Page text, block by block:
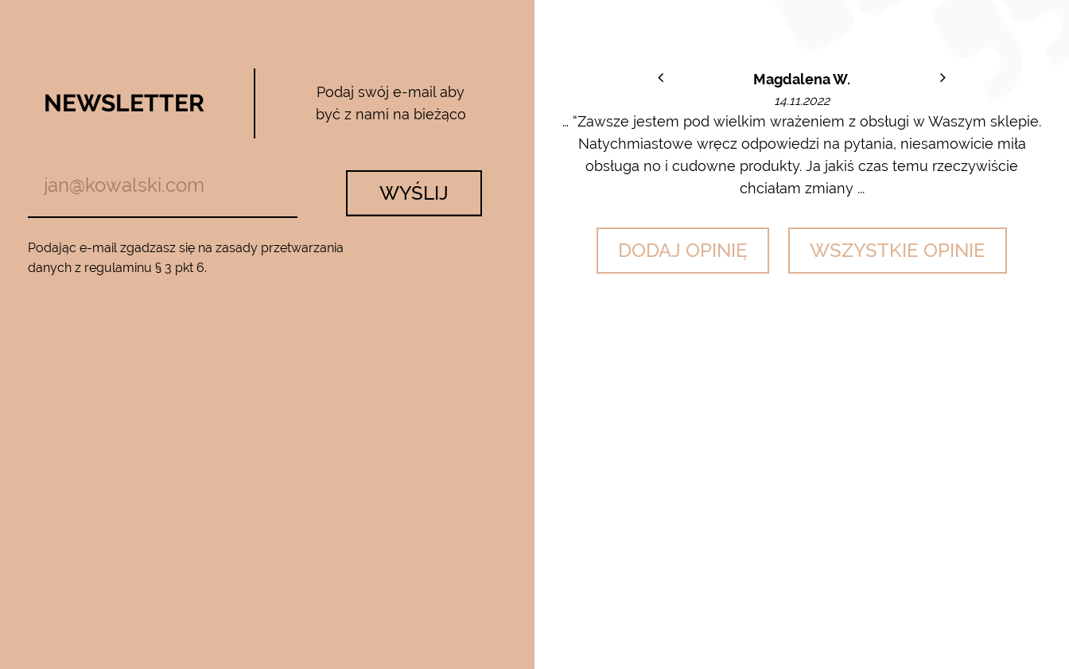
NEWSLETTER
Podaj swój e-mail aby
być z nami na bieżąco
WYŚLIJ
Podając e-mail zgadzasz się na zasady przetwarzania
danych z regulaminu § 3 pkt 6.
05.04.2017
Używam całego zestawu ….maski , serum i kremu pod oczy…..od
roku…..Nie zamienię go na żaden inny krem…..dla mnie to strzał w
10…..Mam piękną gładką skórę ….Super na lato….makijaż utrzymuje się ...
Magdalena W.
14.11.2022
… “Zawsze jestem pod wielkim wrażeniem z obsługi w Waszym sklepie.
Natychmiastowe wręcz odpowiedzi na pytania, niesamowicie miła
obsługa no i cudowne produkty. Ja jakiś czas temu rzeczywiście
chciałam zmiany ...
DODAJ OPINIĘ WSZYSTKIE OPINIE